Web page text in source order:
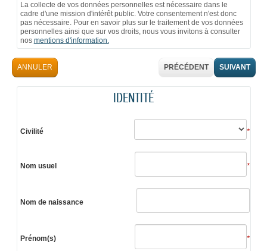
La collecte de vos données personnelles est nécessaire dans le
cadre d'une mission d'intérêt public. Votre consentement n'est donc
pas nécessaire. Pour en savoir plus sur le traitement de vos données
personnelles ainsi que sur vos droits, nous vous invitons à consulter
nos mentions d'information.
ANNULER SUIVANT
PRÉCÉDENT
IDENTITÉ
Civilité *
Nom usuel *
Nom de naissance
Prénom(s) *